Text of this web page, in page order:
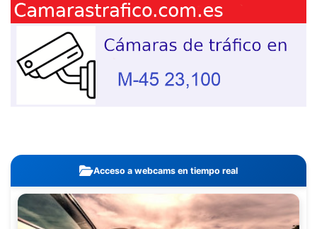
Acceso a webcams en tiempo real